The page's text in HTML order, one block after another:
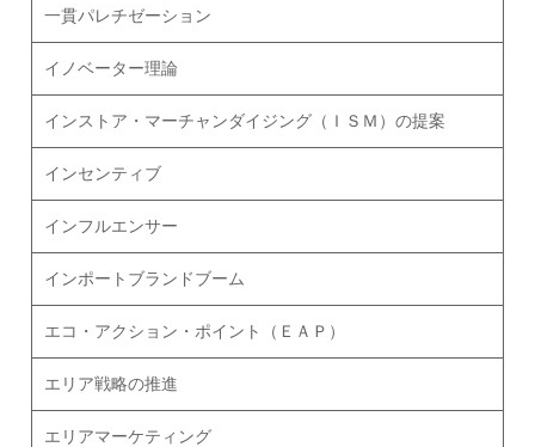
一貫パレチゼーション
イノベーター理論
インストア・マーチャンダイジング（ＩＳＭ）の提案
インセンティブ
インフルエンサー
インポートブランドブーム
エコ・アクション・ポイント（ＥＡＰ）
エリア戦略の推進
エリアマーケティング